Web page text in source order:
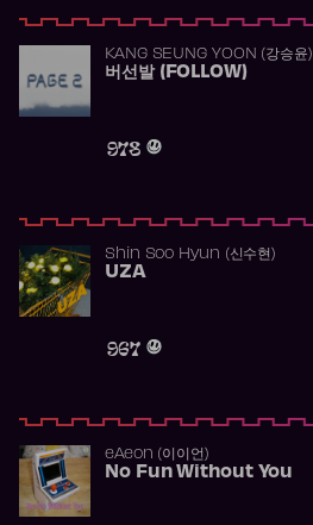
KANG SEUNG YOON (강승윤)
버선발 (FOLLOW)
978
Shin Soo Hyun (신수현)
UZA
967
​eAeon (이이언)
No Fun Without You